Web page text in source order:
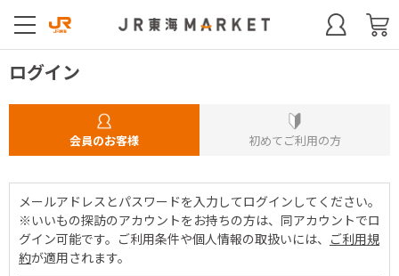
ログイン
会員のお客様 初めてご利用の方
メールアドレスとパスワードを入力してログインしてください。
※いいもの探訪のアカウントをお持ちの方は、同アカウントでロ
グイン可能です。 ご利用条件や個人情報の取扱いには、 ご利用規
約が適用されます。